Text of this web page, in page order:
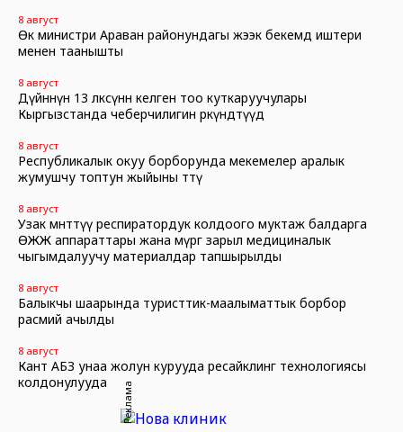
8 август
Өк министри Араван районундагы жээк бекемдөө иштери
менен таанышты
8 август
Дүйнөнүн 13 өлкөсүнөн келген тоо куткаруучулары
Кыргызстанда чеберчилигин өркүндөтүүдө
8 август
Республикалык окуу борборунда мекемелер аралык
жумушчу топтун жыйыны өттү
8 август
Узак мөөнөттүү респиратордук колдоого муктаж балдарга
ӨЖЖ аппараттары жана өмүргө зарыл медициналык
чыгымдалуучу материалдар тапшырылды
8 август
Балыкчы шаарында туристтик-маалыматтык борбор
расмий ачылды
8 август
Кант АБЗ унаа жолун курууда ресайклинг технологиясы
колдонулууда
Реклама